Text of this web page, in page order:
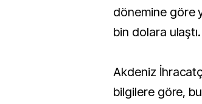
dönemine göre
bin dolara ulaştı.
Akdeniz
bilgilere göre,